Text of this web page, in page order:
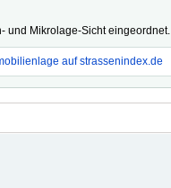
und Mikrolage-Sicht eingeordnet.
auf strassenindex.de